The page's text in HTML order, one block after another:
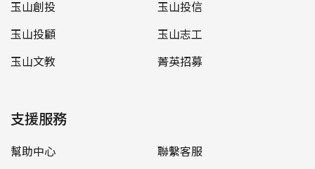
玉山創投
玉山投信
玉山投顧
玉山志工
玉山文教
菁英招募
支援服務
幫助中心
聯繫客服